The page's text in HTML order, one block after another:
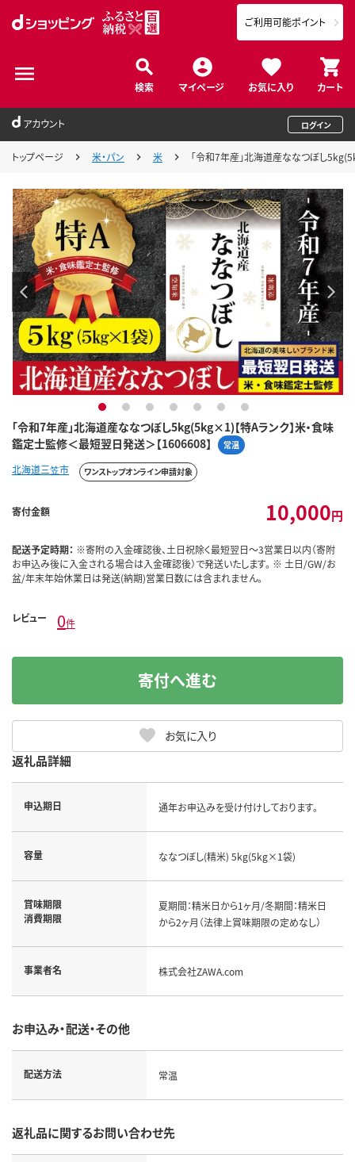
検索 マイページ お気に入り カート
ご利用可能ポイント
アカウント ログイン
トップページ 米・パン 米 「令和7年産」北海道産ななつぼし
「令和7年産」北海道産ななつぼし5kg(5kg×1)【特Aランク】米・食味
鑑定士監修＜最短翌日発送＞【1606608】
常温
1 2 3 4 5 6 7
北海道三笠市 ワンストップオンライン申請対象
寄付金額 10,000円
配送予定時期： ※寄附の入金確認後、土日祝除く最短翌日～3営業日以内（寄附
お申込み後に入金される場合は入金確認後）で発送いたします。 ※ 土日/GW/お
盆/年末年始休業日は発送(納期)営業日数には含まれません。
レビュー 0件
お気に入り
寄付へ進む
返礼品詳細
申込期日 通年お申込みを受け付けしております。
容量 ななつぼし(精米) 5kg(5kg×1袋)
賞味期限
消費期限
夏期間：精米日から1ヶ月/冬期間：精米日
から2ヶ月（法律上賞味期限の定めなし）
事業者名 株式会社ZAWA.com
お申込み・配送・その他
配送方法 常温
返礼品に関するお問い合わせ先